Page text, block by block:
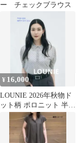
ー チェックブラウス
¥ 16,000
LOUNIE 2026年秋物ド
ット柄 ポロニット 半袖